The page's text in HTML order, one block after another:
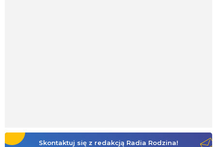
Skontaktuj się z redakcją Radia Rodzina!